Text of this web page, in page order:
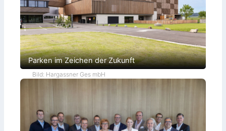
Parken im Zeichen der Zukunft
Bild: Hargassner Ges mbH